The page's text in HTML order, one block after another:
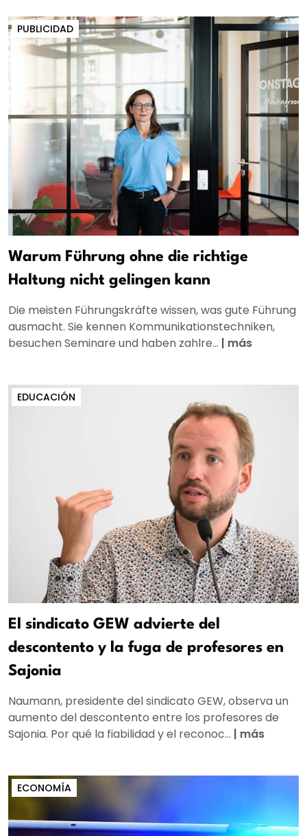
PUBLICIDAD
Warum Führung ohne die richtige
Haltung nicht gelingen kann
Die meisten Führungskräfte wissen, was gute Führung
ausmacht. Sie kennen Kommunikationstechniken,
besuchen Seminare und haben zahlre... | más
EDUCACIÓN
El sindicato GEW advierte del
descontento y la fuga de profesores en
Sajonia
Naumann, presidente del sindicato GEW, observa un
aumento del descontento entre los profesores de
Sajonia. Por qué la fiabilidad y el reconoc... | más
ECONOMÍA